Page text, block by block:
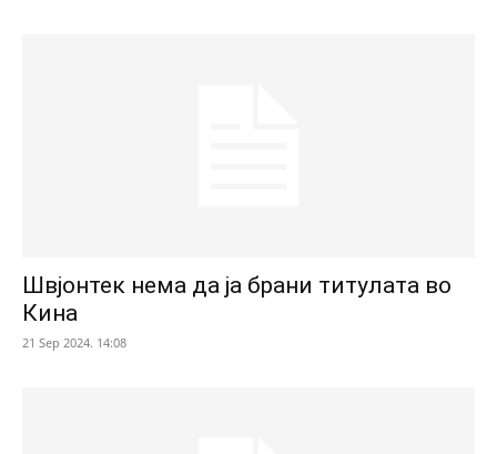
Швјонтек нема да ја брани титулата во
Кина
21 Sep 2024. 14:08